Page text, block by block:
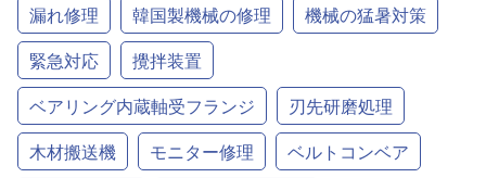
漏れ修理
韓国製機械の修理
機械の猛暑対策
緊急対応
攪拌装置
ベアリング内蔵軸受フランジ
刃先研磨処理
木材搬送機
モニター修理
ベルトコンベア